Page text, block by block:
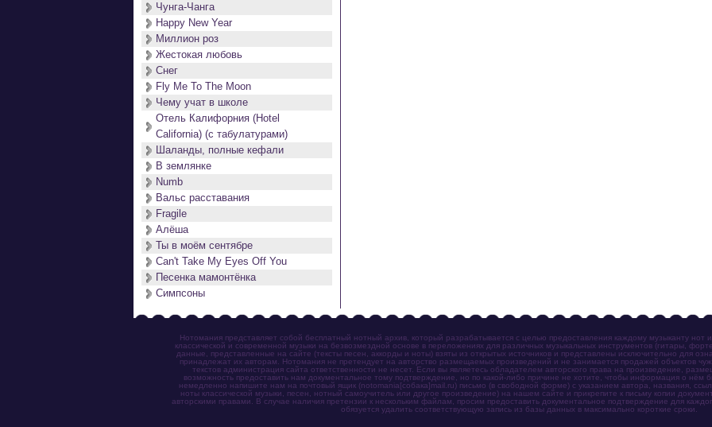
Чунга-Чанга
Happy New Year
Миллион роз
Жестокая любовь
Снег
Fly Me To The Moon
Чему учат в школе
Отель Калифорния (Hotel
California) (с табулатурами)
Шаланды, полные кефали
В землянке
Numb
Вальс расставания
Fragile
Алёша
Ты в моём сентябре
Can't Take My Eyes Off You
Песенка мамонтёнка
Симпсоны
Нотомания представляет собой бесплатный нотный архив, который разрабатывается с целью предоставления каждому музыканту нот
классической и современной музыки на безвозмездной основе в переложениях для различных музыкальных инструментов (гитары,
данные, представленные на сайте (тексты песен, аккорды и ноты) взяты из открытых источников и представлены исключительно для
принадлежат их авторам. Нотомания не претендует на авторство размещаемых произведений и не занимается продажей объектов
текстов администрация сайта ответственности не несет. Если вы являетесь обладателем авторского права на произведение,
возможность предоставить нам документальное тому подтверждение, но по какой-либо причине не хотите, чтобы информация о нём
немедленно напишите нам на почтовый ящик (notomania[собака]mail.ru) письмо (в свободной форме) с указанием автора, названия,
ноты классической музыки, песен, нотный самоучитель или другое произведение) на нашем сайте и прикрепите к письму копии
авторскими правами. В случае наличия претензии к нескольким файлам, просим предоставить документальное подтверждение для
обязуется удалить соответствующую запись из базы данных в максимально короткие сроки.